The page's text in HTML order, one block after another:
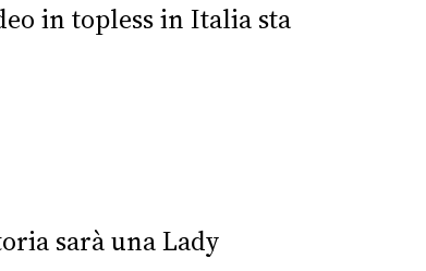
in topless in Italia sta
sarà una Lady